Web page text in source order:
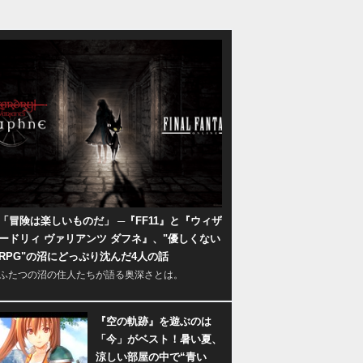
冒険は楽しいものだ」 ─『FF11』と『ウィザ
ドリィ ヴァリアンツ ダフネ』、"優しくない
の沼にどっぷり沈んだ4人の話
たつの沼の住人たちが語る奥深さとは。
『空の軌跡』を遊ぶのは
「今」がベスト！暑い夏、
涼しい部屋の中で“青い